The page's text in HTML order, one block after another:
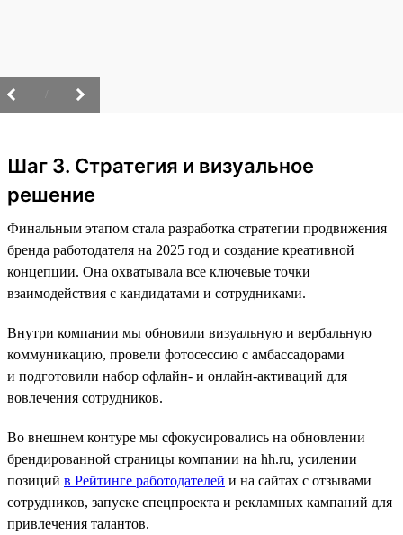
Шаг 3. Стратегия и визуальное
решение
Финальным этапом стала разработка стратегии продвижения
бренда работодателя на 2025 год и создание креативной
концепции. Она охватывала все ключевые точки
взаимодействия с кандидатами и сотрудниками.
Внутри компании мы обновили визуальную и вербальную
коммуникацию, провели фотосессию с амбассадорами
и подготовили набор офлайн- и онлайн-активаций для
вовлечения сотрудников.
Во внешнем контуре мы сфокусировались на обновлении
брендированной страницы компании на hh.ru, усилении
позиций в Рейтинге работодателей и на сайтах с отзывами
сотрудников, запуске спецпроекта и рекламных кампаний для
привлечения талантов.